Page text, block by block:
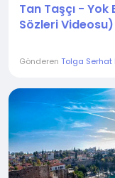
Tan Taşçı - Yok
Sözleri Videosu)
Gönderen Tolga Serhat